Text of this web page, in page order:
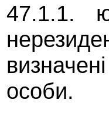
47.1.1.
особи.